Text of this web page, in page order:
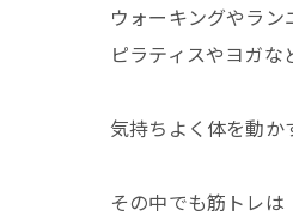
ウォーキングやラン
ピラティスやヨガな
気持ちよく体を動か
その中でも筋トレは